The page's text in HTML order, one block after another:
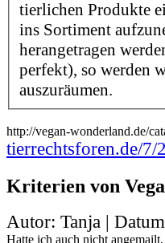
tierlichen Produkte
ins Sortiment
herangetragen
perfekt), so werden
auszuräumen.
http://vegan-wonderland.de/
tierrechtsforen.de/7/
Kriterien von
Autor: Tanja |
Hatte ich auch nicht